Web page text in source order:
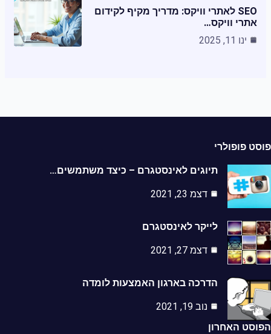
SEO לאתרי וויקס: מדריך מקיף לקידום
אתרי וויקס…
ינו 11, 2025
פופולרי
תיוגים לאינסטגרם – כיצד משתמשים…
דצמ 23, 2021
לייקר לאינסטגרם
דצמ 27, 2021
הדרכה בארגון האמצעות לומדה
נוב 19, 2021
האחרון